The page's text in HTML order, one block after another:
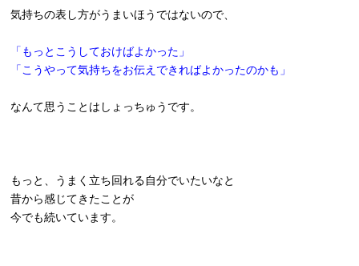
気持ちの表し方がうまいほうではないので、
「もっとこうしておけばよかった」
「こうやって気持ちをお伝えできればよかったのかも」
なんて思うことはしょっちゅうです。
もっと、うまく立ち回れる自分でいたいなと
昔から感じてきたことが
今でも続いています。